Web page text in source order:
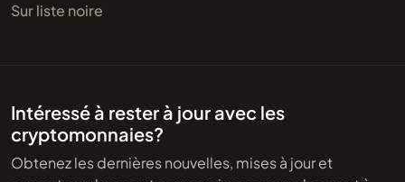
Sur liste noire
Intéressé à rester à jour avec les
cryptomonnaies?
Obtenez les dernières nouvelles, mises à jour et